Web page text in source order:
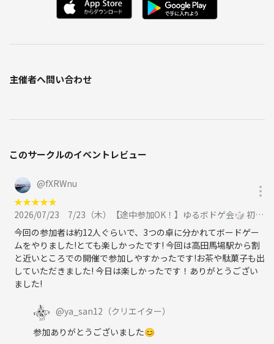
主催者へ問い合わせ
このサークルのイベントレビュー
@fXRWnu
★★★★★
2026/07/23
7/23（木）【途中参加OK！】ゆるボドゲ会🎲 初参加・1人参加多数🌸に参加
今回の参加者は約12人ぐらいで、3つの卓に分かれてボードゲー
ムをやりました!とても楽しかったです! 今回は高田馬場駅から割
と近いところでの開催で参加しやすかったです!お茶や駄菓子も出
していただきました! 今日は楽しかったです！ありがとうござい
ました!
@ya_san12 （クリエイター）
参加ありがとうございました😊